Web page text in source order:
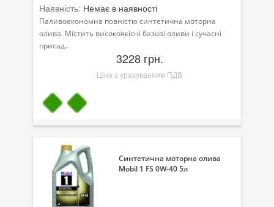
Догляд за кондиціонером
Клеї і герметики
Спеціальні програми
Велосипедна програма
Моторна олива для мотоцикла
Оливи для зброї
Оливи для моторів човнів
Наявність: Немає в наявності
Паливоекономна повністю синтетична моторна
олива. Містить високоякісні базові оливи і сучасні
присад..
3228 грн.
Ціна з урахуванням ПДВ
Синтетична моторна олива
Mobil 1 FS 0W-40 5л